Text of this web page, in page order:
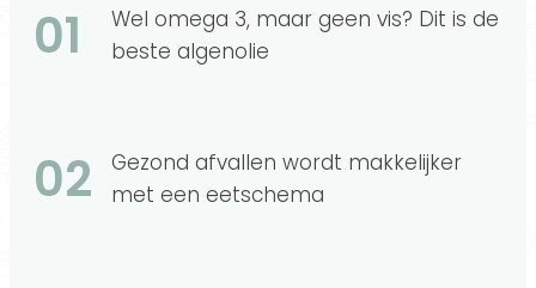
01
Wel omega 3, maar geen vis? Dit is de
beste algenolie
02
Gezond afvallen wordt makkelijker
met een eetschema